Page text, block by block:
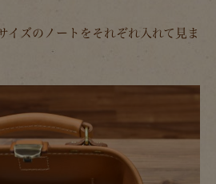
イズのノートをそれぞれ入れて見ま